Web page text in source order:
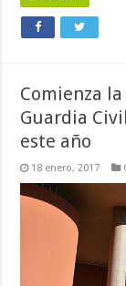
Comienza
Guardia
este año
18 enero, 2017